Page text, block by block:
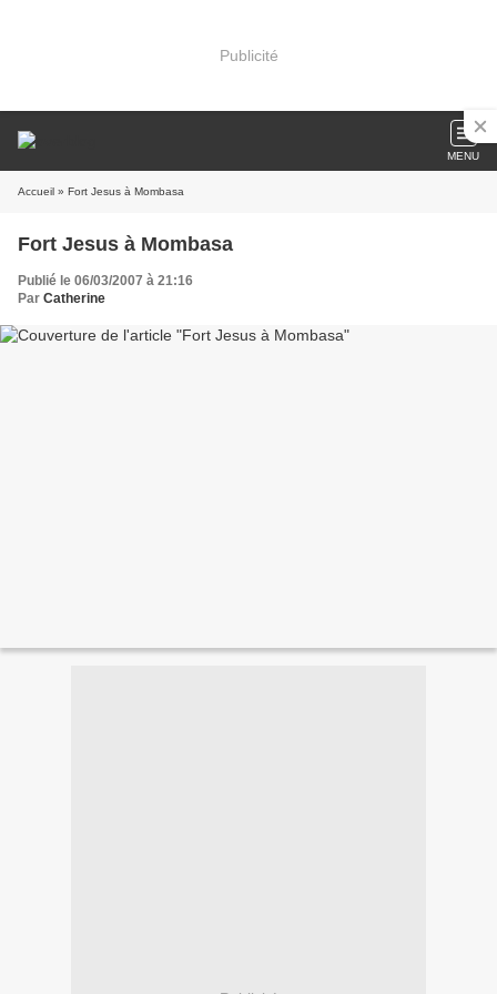
Publicité
MENU
Accueil » Fort Jesus à Mombasa
Fort Jesus à Mombasa
Publié le 06/03/2007 à 21:16
Par Catherine